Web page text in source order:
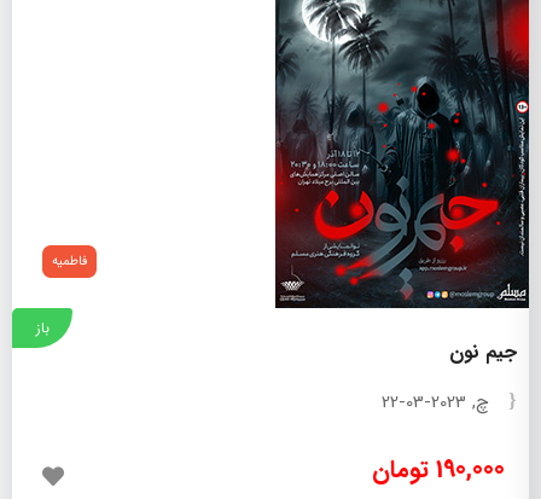
فاطمیه
جیم نون
باز
چ, 2023-03-22
190,000 تومان